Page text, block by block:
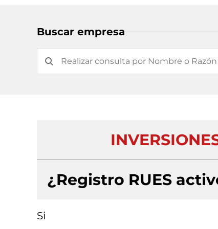
Buscar empresa
¿Registro RUES
Si